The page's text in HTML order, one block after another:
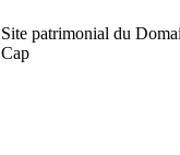
Site patrimonial du
Cap